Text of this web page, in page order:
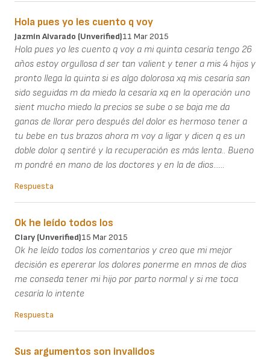
Hola pues yo les cuento q voy
Jazmín Alvarado (unverified)11 Mar 2015
Hola pues yo les cuento q voy a mi quinta cesaría tengo 26
años estoy orgullosa d ser tan valient y tener a mis 4 hijos y
pronto llega la quinta si es algo dolorosa xq mis cesaría san
sido seguidas m da miedo la cesaría xq en la operación uno
sient mucho miedo la precios se sube o se baja me da
ganas de llorar pero después del dolor es hermoso tener a
tu bebe en tus brazos ahora m voy a ligar y dicen q es un
doble dolor q sentiré y la recuperación es más lenta.. Bueno
m pondré en mano de los doctores y en la de dios......
Respuesta
Ok he leído todos los
Clary (unverified)15 Mar 2015
Ok he leído todos los comentarios y creo que mi mejor
decisión es epererar los dolores ponerme en mnos de dios
me conseda tener mi hijo por parto normal y si me toca
cesaría lo intente
Respuesta
Sus argumentos son invalidos